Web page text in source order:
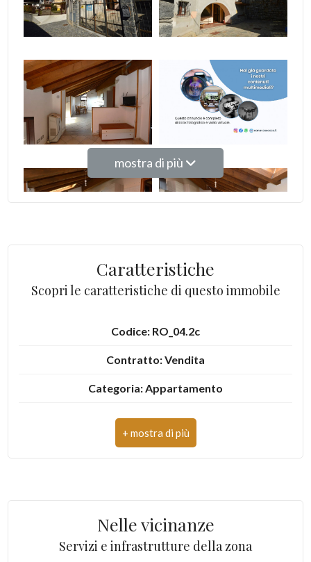
mostra di più
Caratteristiche
Scopri le caratteristiche di questo immobile
Codice: RO_04.2c
Contratto: Vendita
Categoria: Appartamento
Indirizzo: via Bora, 12
CAP: 10080
Camere: 2
Nelle vicinanze
Servizi e infrastrutture della zona
4
5+
Camere
Qualsiasi